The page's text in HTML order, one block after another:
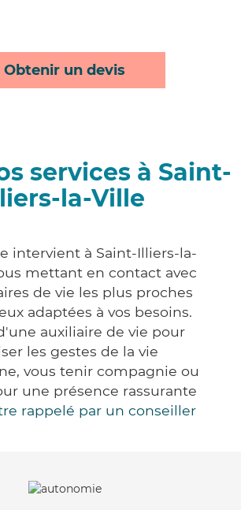
Obtenir un devis
services à Saint-
la-Ville
intervient à Saint-Illiers-la-
mettant en contact avec
de vie les plus proches
adaptées à vos besoins.
auxiliaire de vie pour
les gestes de la vie
vous tenir compagnie ou
une présence rassurante
rappelé par un conseiller